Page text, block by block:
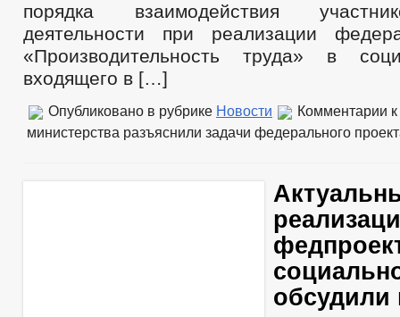
порядка взаимодействия
деятельности при реализации
«Производительность труда» в
входящего в […]
Опубликовано в рубрике Новости Комментарии
министерства разъяснили задачи федерального
обсудили